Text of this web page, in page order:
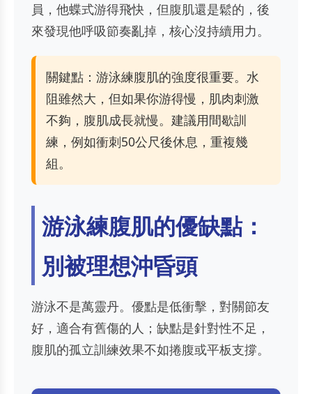
員，他蝶式游得飛快，但腹肌還是鬆的，後
來發現他呼吸節奏亂掉，核心沒持續用力。
關鍵點：游泳練腹肌的強度很重要。水
阻雖然大，但如果你游得慢，肌肉刺激
不夠，腹肌成長就慢。建議用間歇訓
練，例如衝刺50公尺後休息，重複幾
組。
游泳練腹肌的優缺點：
別被理想沖昏頭
游泳不是萬靈丹。優點是低衝擊，對關節友
好，適合有舊傷的人；缺點是針對性不足，
腹肌的孤立訓練效果不如捲腹或平板支撐。